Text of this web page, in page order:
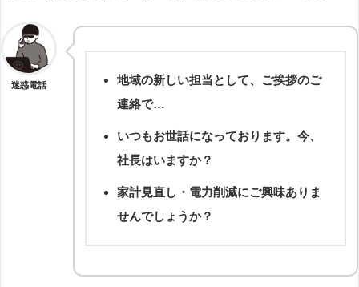
迷惑電話
地域の新しい担当として、ご挨拶のご
連絡で…
いつもお世話になっております。今、
社長はいますか？
家計見直し・電力削減にご興味ありま
せんでしょうか？